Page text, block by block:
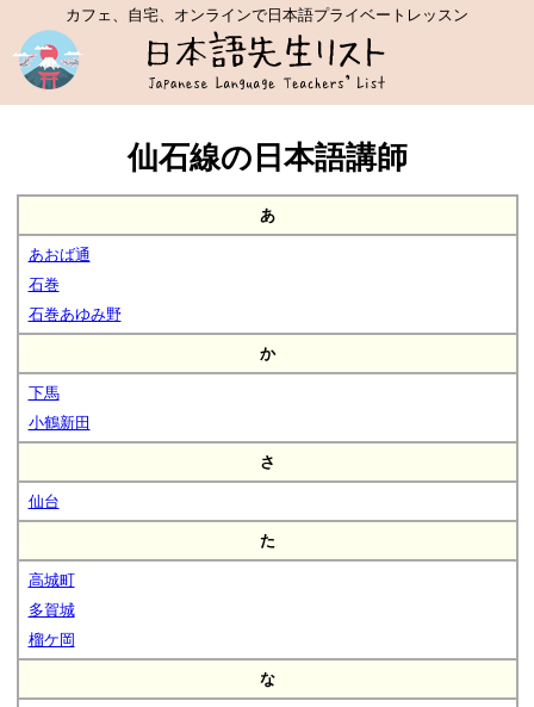
カフェ、自宅、オンラインで日本語プライベートレッスン
仙石線の日本語講師
あ
あおば通
石巻
石巻あゆみ野
か
下馬
小鶴新田
さ
仙台
た
高城町
多賀城
榴ケ岡
な